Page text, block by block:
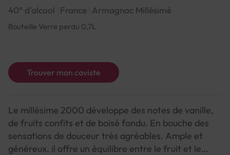
40° d'alcool France Armagnac Millésimé
Bouteille Verre perdu 0,7L
Trouver mon caviste
Le millésime 2000 développe des notes de vanille,
de fruits confits et de boisé fondu. En bouche des
sensations de douceur très agréables. Ample et
généreux, il offre un équilibre entre le fruit et le